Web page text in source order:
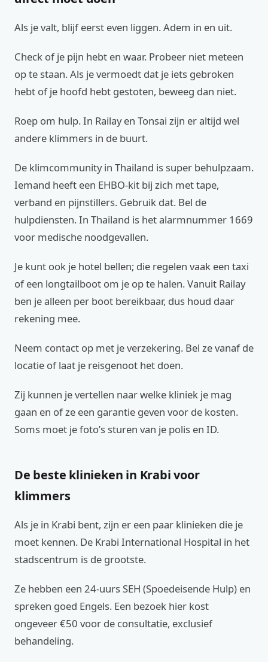
Als je valt, blijf eerst even liggen. Adem in en uit.
Check of je pijn hebt en waar. Probeer niet meteen
op te staan. Als je vermoedt dat je iets gebroken
hebt of je hoofd hebt gestoten, beweeg dan niet.
Roep om hulp. In Railay en Tonsai zijn er altijd wel
andere klimmers in de buurt.
De klimcommunity in Thailand is super behulpzaam.
Iemand heeft een EHBO-kit bij zich met tape,
verband en pijnstillers. Gebruik dat. Bel de
hulpdiensten. In Thailand is het alarmnummer 1669
voor medische noodgevallen.
Je kunt ook je hotel bellen; die regelen vaak een taxi
of een longtailboot om je op te halen. Vanuit Railay
ben je alleen per boot bereikbaar, dus houd daar
rekening mee.
Neem contact op met je verzekering. Bel ze vanaf de
locatie of laat je reisgenoot het doen.
Zij kunnen je vertellen naar welke kliniek je mag
gaan en of ze een garantie geven voor de kosten.
Soms moet je foto’s sturen van je polis en ID.
De beste klinieken in Krabi voor
klimmers
Als je in Krabi bent, zijn er een paar klinieken die je
moet kennen. De Krabi International Hospital in het
stadscentrum is de grootste.
Ze hebben een 24-uurs SEH (Spoedeisende Hulp) en
spreken goed Engels. Een bezoek hier kost
ongeveer €50 voor de consultatie, exclusief
behandeling.